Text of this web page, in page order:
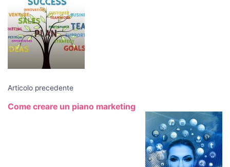
articoli
Articolo precedente
Come creare un piano marketing